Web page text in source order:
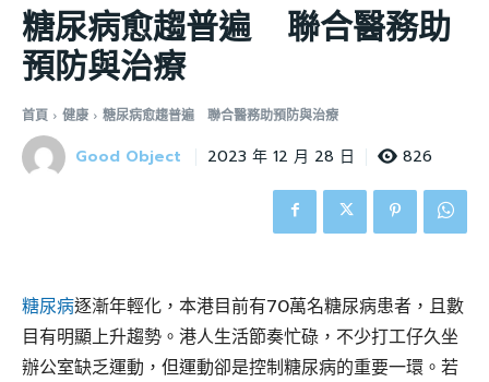
糖尿病愈趨普遍 聯合醫務助
預防與治療
首頁 健康 糖尿病愈趨普遍 聯合醫務助預防與治療
Good Object 2023 年 12 月 28 日 826
糖尿病逐漸年輕化，本港目前有70萬名糖尿病患者，且數
目有明顯上升趨勢。港人生活節奏忙碌，不少打工仔久坐
辦公室缺乏運動，但運動卻是控制糖尿病的重要一環。若